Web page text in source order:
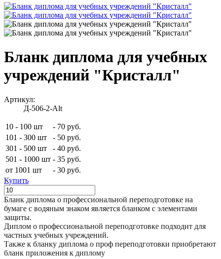
Бланк диплома для учебных
учреждений "Кристалл"
Артикул:
Д-506-2-Alt
10 - 100 шт - 70 руб.
101 - 300 шт
- 50 руб.
301 - 500 шт
- 40 руб.
501 - 1000 шт - 35 руб.
от 1001 шт
- 30 руб.
Купить
Бланк диплома о профессиональной переподготовке на
бумаге с водяным знаком является бланком с элементами
защиты.
Диплом о профессиональной переподготовке подходит для
частных учебных учреждений.
Также к бланку диплома о проф переподготовки приобретают
бланк приложения к диплому